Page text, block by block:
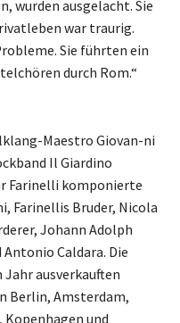
wurden ausgelacht. Sie
war traurig.
Sie führten ein
durch Rom.“
Maestro Giovan-ni
Il Giardino
Farinelli komponierte
Farinellis Bruder, Nicola
Johann Adolph
Caldara. Die
ausverkauften
Berlin, Amsterdam,
Kopenhagen und